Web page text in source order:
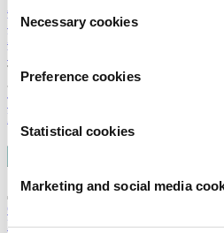
Necessary cookies
Preference cookies
Statistical cookies
Marketing and social media
Waarom Horecava
Beursprofiel
Vacatures
Ticket kopen voor Horecava
TICKETS HORECAVA
NIEUWSBRIEF
Contact
Perskamer